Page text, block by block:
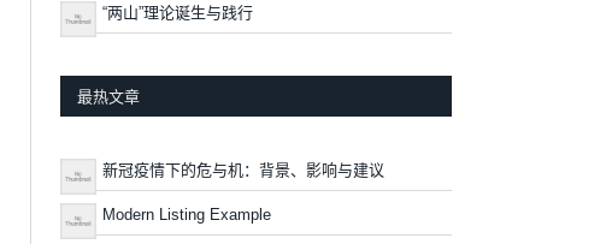
“两山”理论诞生与践行
最热文章
新冠疫情下的危与机：背景、影响与建议
Modern Listing Example